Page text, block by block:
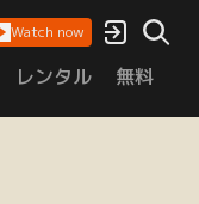
Watch now
レンタル 無料